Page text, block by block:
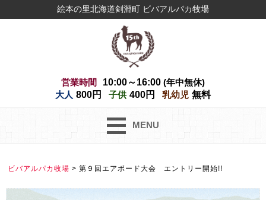
絵本の里北海道剣淵町 ビバアルパカ牧場
営業時間 10:00～16:00 (年中無休)
大人 800円 子供 400円 乳幼児 無料
MENU
ビバアルパカ牧場 > 第９回エアボード大会 エントリー開始!!